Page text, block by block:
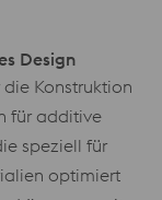
Design
Konstruktion
für additive
speziell für
optimiert